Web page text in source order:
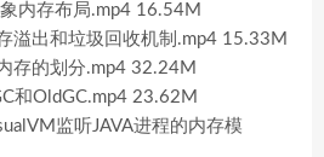
内存布局.mp4 16.54M
溢出和垃圾回收机制.mp4 15.33M
存的划分.mp4 32.24M
和OldGC.mp4 23.62M
监听JAVA进程的内存模